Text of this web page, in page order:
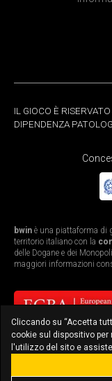
IL GIOCO È
DIPENDENZA
bwin è una piattaforma di
territorio italiano con la
delle Dogane e dei
maggiori informazioni
Cliccando su “Accetta
cookie sul dispositivo
l'utilizzo del sito e